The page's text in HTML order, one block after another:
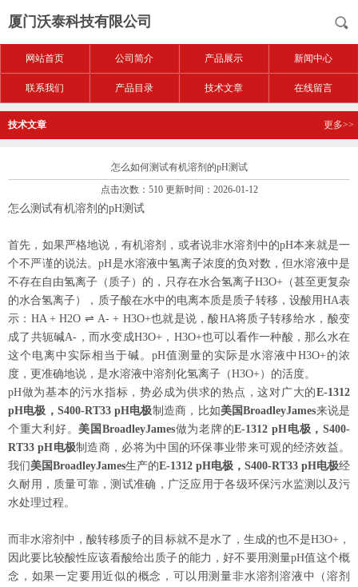
厦门沃泰科技有限公司
网站首页 公司简介 产品展示 新闻中心
联系我们 产品目录 技术文章 在线留言
技术文章 更多>>
怎么如何测试有机溶剂的pH测试
点击次数：510 更新时间：2026-01-12
怎么测试有机溶剂的pH测试
首先，如果严格地说，有机溶剂，或者说非水溶剂中的pH本来就是一
个不严谨的说法。pH是水溶液中氢离子浓度的负对数，但水溶液中是
不存在自由氢离子（质子）的，只存在水合氢离子H3O+（甚至更复杂
的水合氢离子），质子酸在水中的电离本质是质子转移，设酸用HA表
示： HA + H2O ⇌ A- + H3O+也就是说，酸HA将质子转移给水，酸变
成了共轭碱A- ，而水变成H3O+， H3O+也可以看作一种酸，那么水在
这个电离中实际相当于碱。 pH值测量的实际是水溶液中 H3O+的浓
度，更准确地说，是水溶液中溶剂化氢离子（H3O+）的活度。
pH做为基本的污水指标 ，势必成为供求的热 点，这对广大的E-1312
pH电极 ， S400-RT33 pH电极制造商，比如美国BroadleyJames来说是
个重大利好。美国 BroadleyJames做为老牌的E-1312 pH电极 ，S400-
RT33 pH电极制造商，必将为中国的环保事业带来可观的经济效益。
我们美国BroadleyJames生产的E-1312 pH电极 ， S400-RT33 pH电极经
久耐用，质量可靠，测试准确，广泛应用于各级环保污水监测以及污
水处理过程。
而非水溶剂中，酸转移质子的目标就不是水了，生成的也不是H3O+，
因此要比较酸性应该看酸给出质子的能力，好不要用测量pH值这个概
念，如果一定要用近似的概念，可以用测量非水溶剂溶液中（溶剂